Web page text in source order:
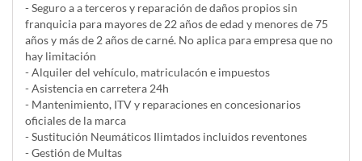
- Seguro a a terceros y reparación de daños propios sin
franquicia para mayores de 22 años de edad y menores de 75
años y más de 2 años de carné. No aplica para empresa que no
hay limitación
- Alquiler del vehí­culo, matriculacón e impuestos
- Asistencia en carretera 24h
- Mantenimiento, ITV y reparaciones en concesionarios
oficiales de la marca
- Sustitución Neumáticos Ilimtados incluidos reventones
- Gestión de Multas